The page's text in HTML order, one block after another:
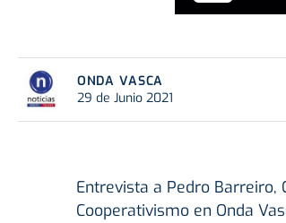
ONDA VASCA
29 de Junio 2021
Entrevista a Pedro Barreiro,
Cooperativismo en Onda